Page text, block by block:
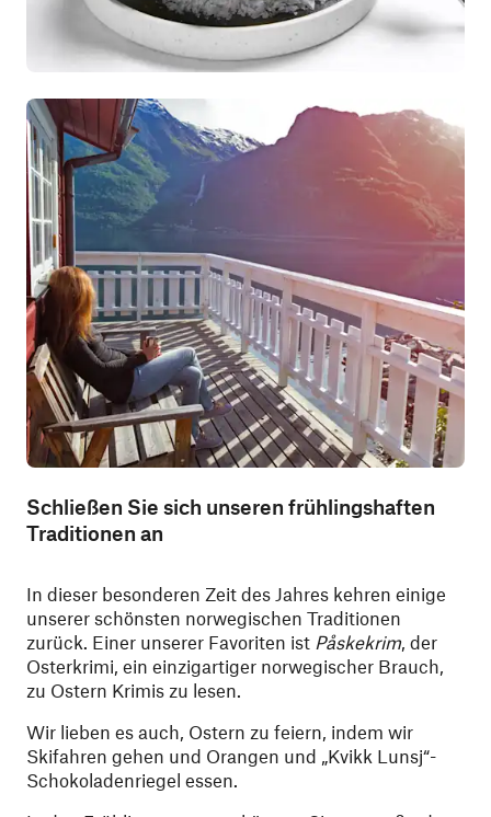
Schließen Sie sich unseren frühlingshaften
Traditionen an
In dieser besonderen Zeit des Jahres kehren einige
unserer schönsten norwegischen Traditionen
zurück. Einer unserer Favoriten ist Påskekrim, der
Osterkrimi, ein einzigartiger norwegischer Brauch,
zu Ostern Krimis zu lesen.
Wir lieben es auch, Ostern zu feiern, indem wir
Skifahren gehen und Orangen und „Kvikk Lunsj“-
Schokoladenriegel essen.